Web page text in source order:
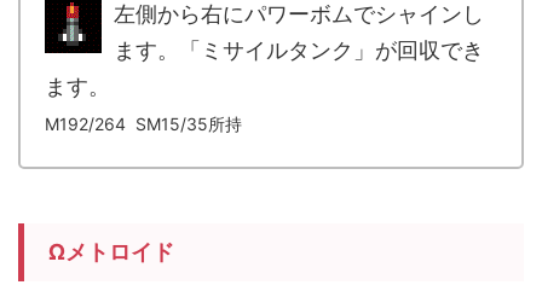
左側から右にパワーボムでシャインし
ます。「ミサイルタンク」が回収でき
ます。
M192/264 SM15/35所持
Ωメトロイド